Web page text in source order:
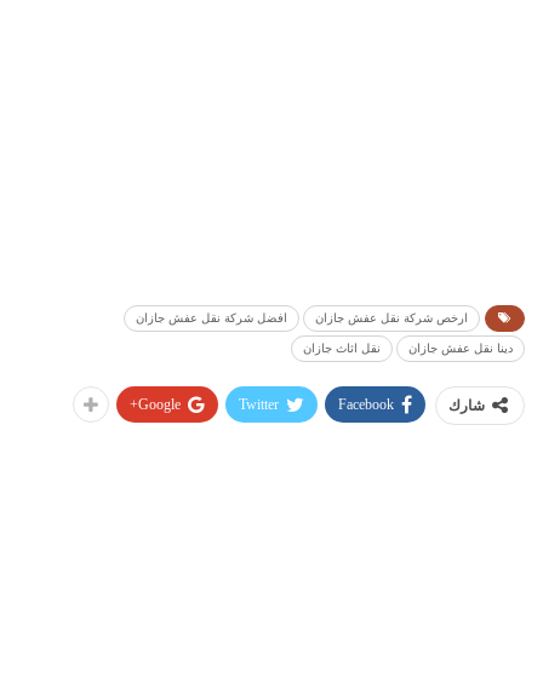
ارخص شركة نقل عفش جازان افضل شركة نقل عفش جازان
دينا نقل عفش جازان نقل اثاث جازان
شارك Facebook
Twitter
Google+